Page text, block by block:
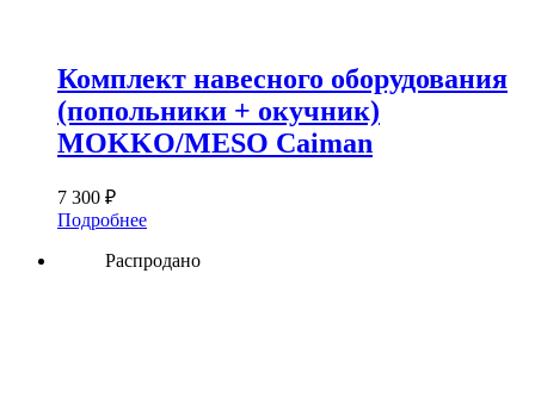
Комплект навесного оборудования
(попольники + окучник)
MOKKO/MESO Caiman
7 300 ₽
Подробнее
Распродано